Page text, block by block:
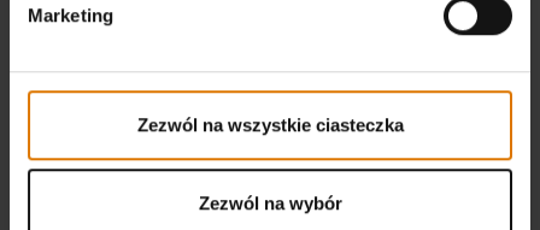
Marketing
Zezwól na wszystkie ciasteczka
Zezwól na wybór